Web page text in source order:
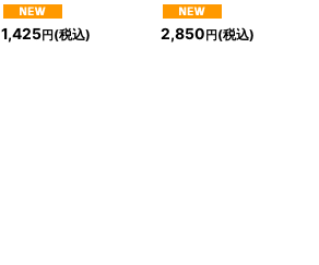
1,425円(税込) 2,850 円(税込)